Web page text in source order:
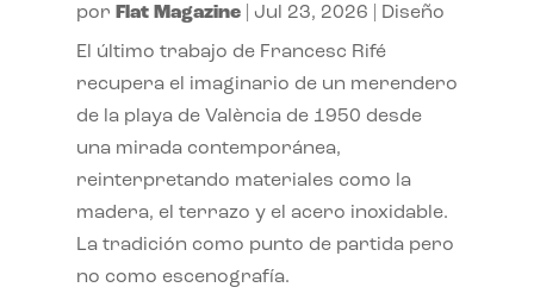
por Flat Magazine| Jul 23, 2026 Diseño
El último trabajo de Francesc Rifé
recupera el imaginario de un merendero
de la playa de València de 1950 desde
una mirada contemporánea,
reinterpretando materiales como la
madera, el terrazo y el acero inoxidable.
La tradición como punto de partida pero
no como escenografía.